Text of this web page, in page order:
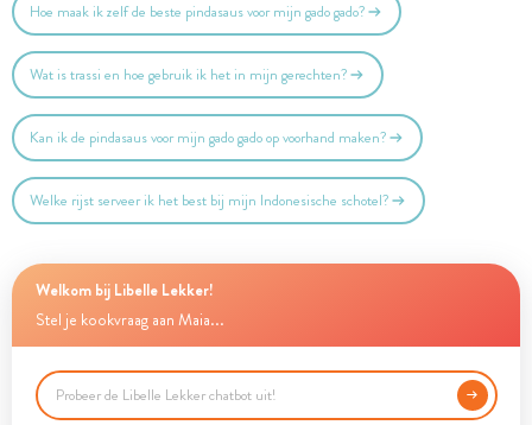
Hoe maak ik zelf de beste pindasaus voor mijn gado gado?
Wat is trassi en hoe gebruik ik het in mijn gerechten?
Kan ik de pindasaus voor mijn gado gado op voorhand maken?
Welke rijst serveer ik het best bij mijn Indonesische schotel?
Welkom bij Libelle Lekker!
Stel je kookvraag aan Maia...